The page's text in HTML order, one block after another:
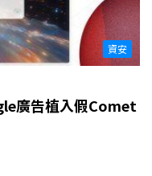
資安
廣告植入假Comet